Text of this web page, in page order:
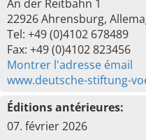
An der Reitbahn 1
22926 Ahrensburg,
Tel: +49 (0)4102 678489
Fax: +49 (0)4102 823456
Montrer l'adresse émail
www.deutsche-stiftung-
Éditions antérieures:
07. février 2026